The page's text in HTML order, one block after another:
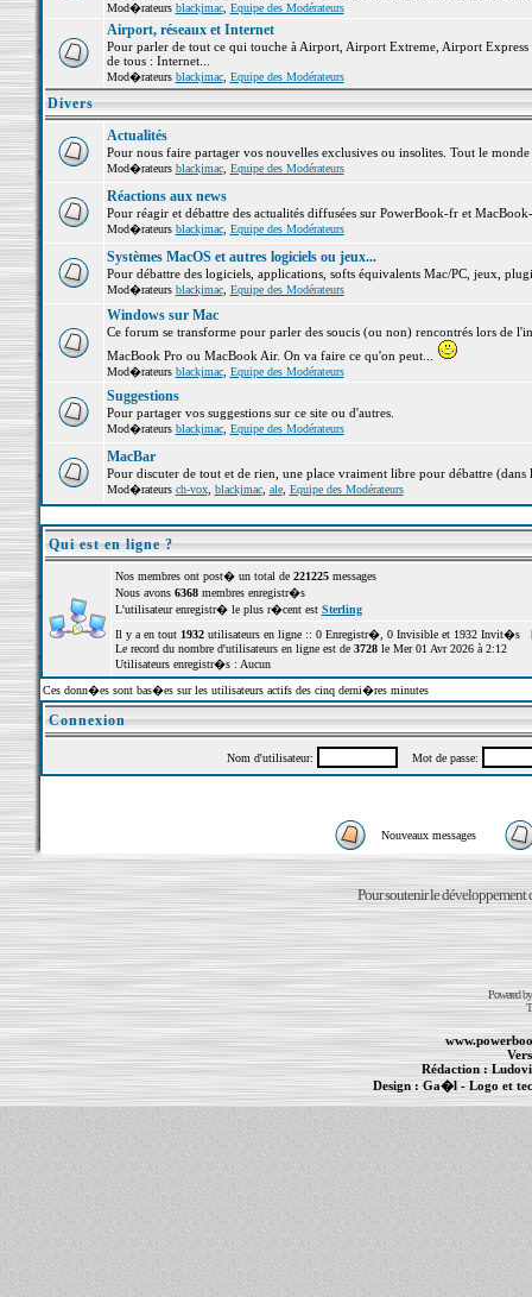
Mod�rateurs blackjmac, Equipe des Modérateurs
Airport, réseaux et Internet
Pour parler de tout ce qui touche à Airport, Airport Extreme, Airport
de tous : Internet...
Mod�rateurs blackjmac, Equipe des Modérateurs
Divers
Actualités
Pour nous faire partager vos nouvelles exclusives ou insolites. Tout le
Mod�rateurs blackjmac, Equipe des Modérateurs
Réactions aux news
Pour réagir et débattre des actualités diffusées sur PowerBook-fr et
Mod�rateurs blackjmac, Equipe des Modérateurs
Systèmes MacOS et autres logiciels ou jeux...
Pour débattre des logiciels, applications, softs équivalents Mac/PC, jeux,
Mod�rateurs blackjmac, Equipe des Modérateurs
Windows sur Mac
Ce forum se transforme pour parler des soucis (ou non) rencontrés lors de
MacBook Pro ou MacBook Air. On va faire ce qu'on peut...
Mod�rateurs blackjmac, Equipe des Modérateurs
Suggestions
Pour partager vos suggestions sur ce site ou d'autres.
Mod�rateurs blackjmac, Equipe des Modérateurs
MacBar
Pour discuter de tout et de rien, une place vraiment libre pour débattre (dans
Mod�rateurs ch-vox, blackjmac, ale, Equipe des Modérateurs
Qui est en ligne ?
Nos membres ont post� un total de 221225messages
Nous avons 6368membres enregistr�s
L'utilisateur enregistr� le plus r�cent est Sterling
Il y a en tout 1932utilisateurs en ligne :: 0 Enregistr�, 0 Invisible et 1932 Invit�s
Le record du nombre d'utilisateurs en ligne est de 3728le Mer 01 Avr 2026 à 2:12
Utilisateurs enregistr�s : Aucun
Ces donn�es sont bas�es sur les utilisateurs actifs des cinq derni�res minutes
Connexion
Nom d'utilisateur: Mot de passe:
Nouveaux messages
Pour soutenir le développement
Powered
Rédaction :
Design : Ga�l- Logo et